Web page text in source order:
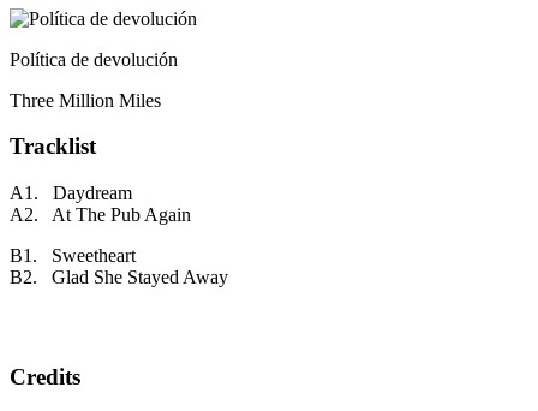
Política de devolución
Three Million Miles
Tracklist
A1. Daydream
A2. At The Pub Again
B1. Sweetheart
B2. Glad She Stayed Away
Credits